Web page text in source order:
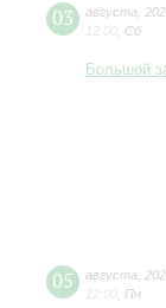
03 августа
12:00 Сб
Большой
05 августа
12:00 Пн